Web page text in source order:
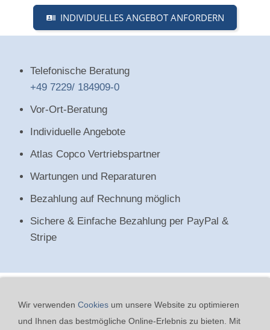
INDIVIDUELLES ANGEBOT ANFORDERN
Telefonische Beratung
+49 7229/ 184909-0
Vor-Ort-Beratung
Individuelle Angebote
Atlas Copco Vertriebspartner
Wartungen und Reparaturen
Bezahlung auf Rechnung möglich
Sichere & Einfache Bezahlung per PayPal &
Stripe
Wir verwenden Cookies um unsere Website zu optimieren
und Ihnen das bestmögliche Online-Erlebnis zu bieten. Mit